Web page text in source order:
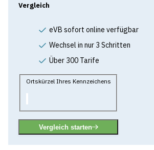
Vergleich
eVB sofort online verfügbar
Wechsel in nur 3 Schritten
Über 300 Tarife
Ortskürzel Ihres Kennzeichens
Vergleich starten